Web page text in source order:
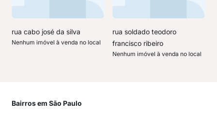
rua cabo josé da silva
Nenhum imóvel à venda no local
rua soldado teodoro
francisco ribeiro
Nenhum imóvel à venda no local
Bairros em São Paulo